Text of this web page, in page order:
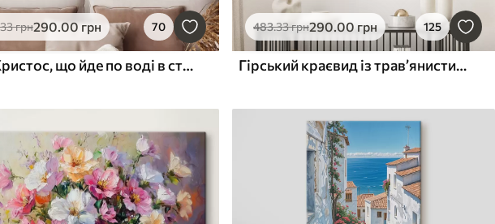
грн290.00 грн 70
Ісус Христос, що йде по воді в стилі олійного живопису
483.33грн290.00 грн 125
Гірський краєвид із трав’янистим лугом на передньому плані, наповненим різнокольоровими польовими квітами